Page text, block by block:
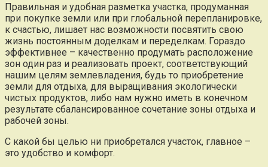
Правильная и удобная разметка участка, продуманная
при покупке земли или при глобальной перепланировке,
к счастью, лишает нас возможности посвятить свою
жизнь постоянным доделкам и переделкам. Гораздо
эффективнее – качественно продумать расположение
зон один раз и реализовать проект, соответствующий
нашим целям землевладения, будь то приобретение
земли для отдыха, для выращивания экологически
чистых продуктов, либо нам нужно иметь в конечном
результате сбалансированное сочетание зоны отдыха и
рабочей зоны.
С какой бы целью ни приобретался участок, главное –
это удобство и комфорт.